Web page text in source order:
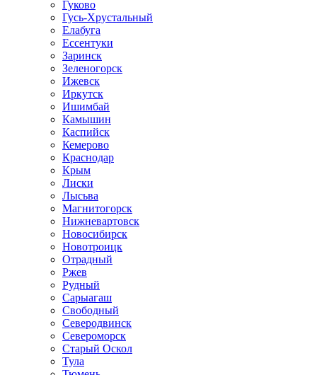
Гуково
Гусь-Хрустальный
Елабуга
Ессентуки
Заринск
Зеленогорск
Ижевск
Иркутск
Ишимбай
Камышин
Каспийск
Кемерово
Краснодар
Крым
Лиски
Лысьва
Магнитогорск
Нижневартовск
Новосибирск
Новотроицк
Отрадный
Ржев
Рудный
Сарыагаш
Свободный
Северодвинск
Североморск
Старый Оскол
Тула